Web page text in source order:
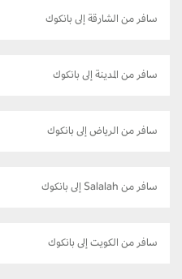
سافر من الشارقة إلى بانكوك
سافر من المدينة إلى بانكوك
سافر من الرياض إلى بانكوك
سافر من Salalah إلى بانكوك
سافر من الكويت إلى بانكوك